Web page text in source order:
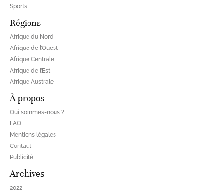
Sports
Régions
Afrique du Nord
Afrique de l’Ouest
Afrique Centrale
Afrique de l’Est
Afrique Australe
À propos
Qui sommes-nous ?
FAQ
Mentions légales
Contact
Publicité
Archives
2022